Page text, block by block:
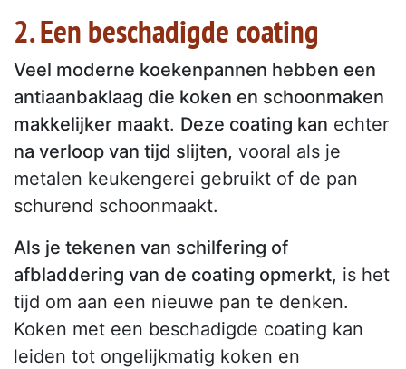
2. Een beschadigde coating
Veel moderne koekenpannen hebben een
antiaanbaklaag die koken en schoonmaken
makkelijker maakt. Deze coating kan echter
na verloop van tijd slijten, vooral als je
metalen keukengerei gebruikt of de pan
schurend schoonmaakt.
Als je tekenen van schilfering of
afbladdering van de coating opmerkt, is het
tijd om aan een nieuwe pan te denken.
Koken met een beschadigde coating kan
leiden tot ongelijkmatig koken en